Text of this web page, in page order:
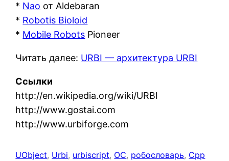
* Nao от Aldebaran
* Robotis Bioloid
* Mobile Robots Pioneer
Читать далее: URBI — архитектура URBI
Ссылки
http://en.wikipedia.org/wiki/URBI
http://www.gostai.com
http://www.urbiforge.com
UObject, Urbi, urbiscript, ОС, робословарь, Сpp